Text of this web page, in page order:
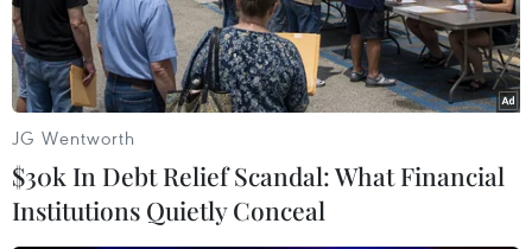
Việt Nam-New Zealand phát triển
thực chất và hiệu quả hơn
09/08/2026 02:46
Đối ngoại phải gắn với lợi ích quốc
gia
09/08/2026 02:31
JG Wentworth
$30k In Debt Relief Scandal: What Financial
Institutions Quietly Conceal